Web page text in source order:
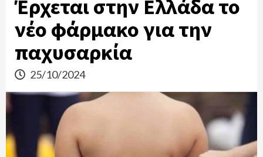
Έρχεται στην Ελλάδα το
νέο φάρμακο για την
παχυσαρκία
25/10/2024